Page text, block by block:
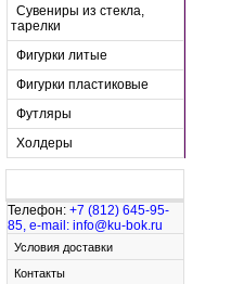
Сувениры из стекла,
тарелки
Фигурки литые
Фигурки пластиковые
Футляры
Холдеры
Телефон:+7 (812) 645-95-
85, e-mail: info@ku-bok.ru
Условия доставки
Контакты